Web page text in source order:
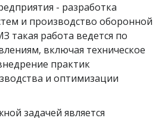
- разработка
и производство оборонной
такая работа ведется по
включая техническое
практик
и оптимизации
задачей является